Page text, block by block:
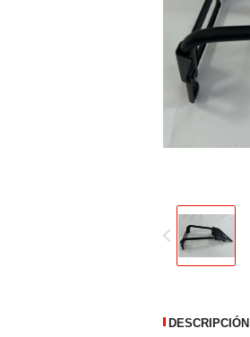
DESCRIPCIÓN